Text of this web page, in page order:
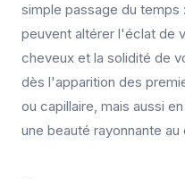
simple passage du
peuvent altérer l'éclat de
cheveux et la solidité de
dès l'apparition des
ou capillaire, mais aussi
une beauté rayonnante au